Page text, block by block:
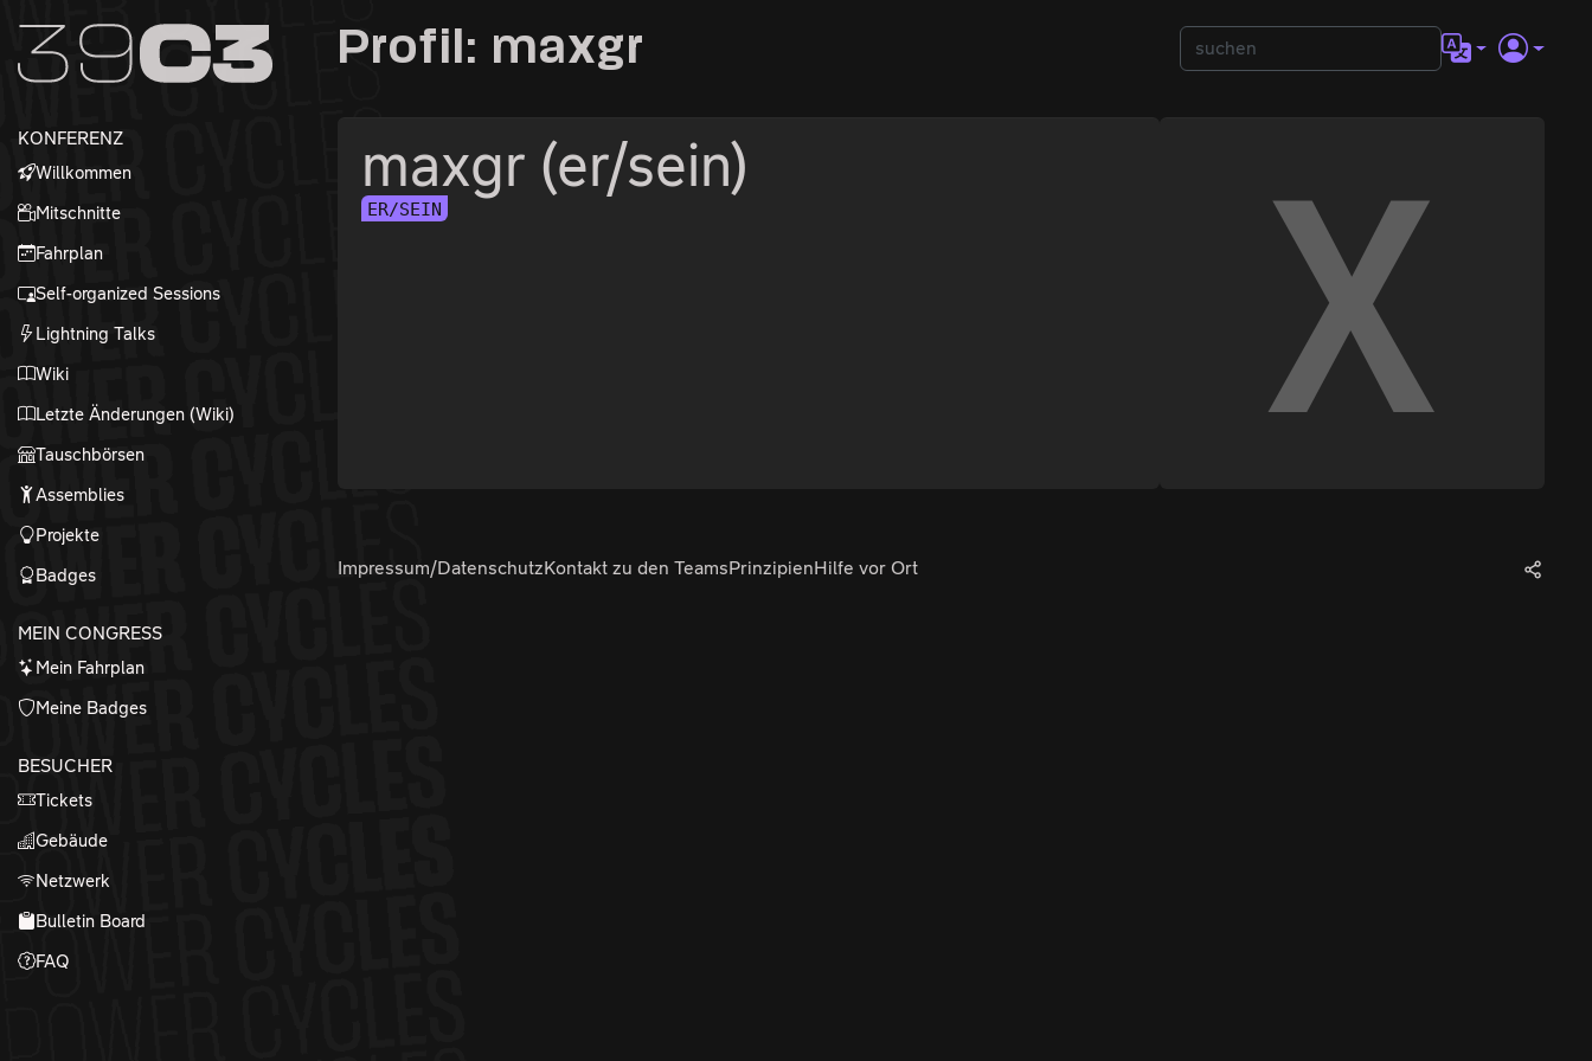
Zum Inhalt
Zum Footer
KONFERENZ
Willkommen
Mitschnitte
Fahrplan
Self-organized Sessions
Lightning Talks
Wiki
Letzte Änderungen (Wiki)
Tauschbörsen
Assemblies
Projekte
Badges
MEIN CONGRESS
Mein Fahrplan
Meine Badges
BESUCHER
Tickets
Gebäude
Netzwerk
Bulletin Board
FAQ
Profil: maxgr
maxgr (er/sein)
ER/SEIN
Impressum/DatenschutzKontakt zu den TeamsPrinzipienHilfe vor Ort